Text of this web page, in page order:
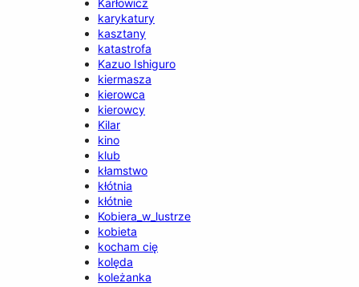
Karłowicz
karykatury
kasztany
katastrofa
Kazuo Ishiguro
kiermasza
kierowca
kierowcy
Kilar
kino
klub
kłamstwo
kłótnia
kłótnie
Kobiera_w_lustrze
kobieta
kocham cię
kolęda
koleżanka